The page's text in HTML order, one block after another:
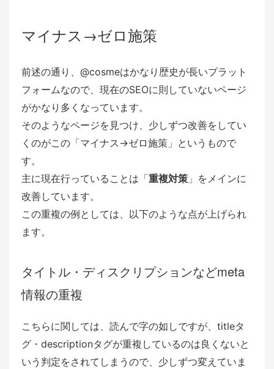
マイナス→ゼロ施策
前述の通り、@cosmeはかなり歴史が長いプラット
フォームなので、現在のSEOに則していないページ
がかなり多くなっています。
そのようなページを見つけ、少しずつ改善をしてい
くのがこの「マイナス→ゼロ施策」というもので
す。
主に現在行っていることは「重複対策 」をメインに
改善しています。
この重複の例としては、以下のような点が上げられ
ます。
タイトル・ディスクリプションなどmeta
情報の重複
こちらに関しては、読んで字の如しですが、titleタ
グ・descriptionタグが重複しているのは良くないと
いう判定をされてしまうので、少しずつ変えていま